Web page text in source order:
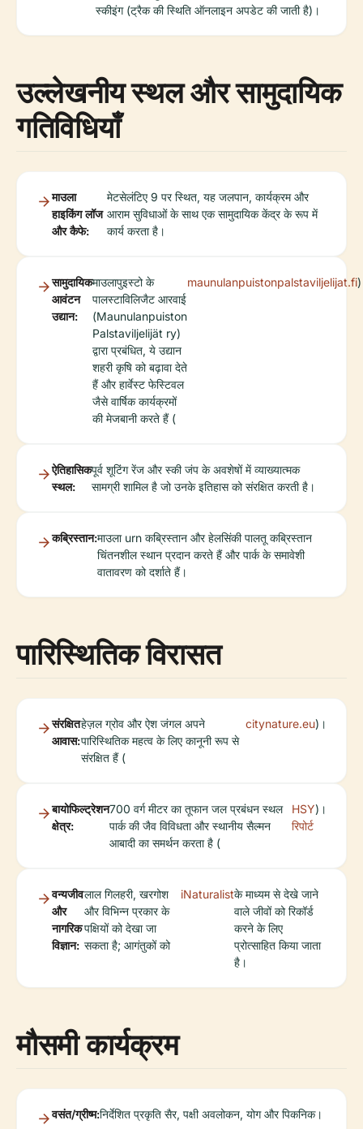
स्कीइंग (ट्रैक की स्थिति ऑनलाइन अपडेट की जाती है)।
उल्लेखनीय स्थल और सामुदायिक
गतिविधियाँ
माउला
हाइकिंग लॉज
और कैफे:
मेटसेलंटिए 9 पर स्थित, यह जलपान, कार्यक्रम और
आराम सुविधाओं के साथ एक सामुदायिक केंद्र के रूप में
कार्य करता है।
सामुदायिक
आवंटन
उद्यान:
माउलापुइस्टो के
पालस्टाविलिजैट आरवाई
(Maunulanpuiston
Palstaviljelijät ry)
द्वारा प्रबंधित, ये उद्यान
शहरी कृषि को बढ़ावा देते
हैं और हार्वेस्ट फेस्टिवल
जैसे वार्षिक कार्यक्रमों
की मेजबानी करते हैं (
maunulanpuistonpalstaviljelijat.fi
ऐतिहासिक
स्थल:
पूर्व शूटिंग रेंज और स्की जंप के अवशेषों में व्याख्यात्मक
सामग्री शामिल है जो उनके इतिहास को संरक्षित करती है।
कब्रिस्तान:माउला urn कब्रिस्तान और हेलसिंकी पालतू कब्रिस्तान
चिंतनशील स्थान प्रदान करते हैं और पार्क के समावेशी
वातावरण को दर्शाते हैं।
पारिस्थितिक विरासत
संरक्षित
आवास:
हेज़ल ग्रोव और ऐश जंगल अपने
पारिस्थितिक महत्व के लिए कानूनी रूप से
संरक्षित हैं (
citynature.eu)।
बायोफिल्ट्रेशन
क्षेत्र:
700 वर्ग मीटर का तूफान जल प्रबंधन स्थल
पार्क की जैव विविधता और स्थानीय सैल्मन
आबादी का समर्थन करता है (
HSY
रिपोर्ट
)।
वन्यजीव
और
नागरिक
विज्ञान:
लाल गिलहरी, खरगोश
और विभिन्न प्रकार के
पक्षियों को देखा जा
सकता है; आगंतुकों को
iNaturalistके माध्यम से देखे जाने
वाले जीवों को रिकॉर्ड
करने के लिए
प्रोत्साहित किया जाता
है।
मौसमी कार्यक्रम
वसंत/ग्रीष्म:निर्देशित प्रकृति सैर, पक्षी अवलोकन, योग और पिकनिक।